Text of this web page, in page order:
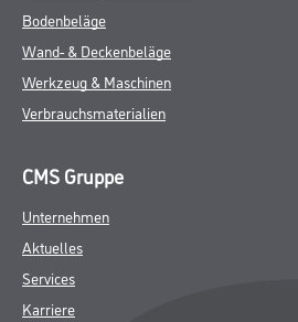
Bodenbeläge
Wand- & Deckenbeläge
Werkzeug & Maschinen
Verbrauchsmaterialien
CMS Gruppe
Unternehmen
Aktuelles
Services
Karriere